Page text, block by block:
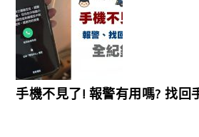
手機不見了! 報警有用嗎? 找回